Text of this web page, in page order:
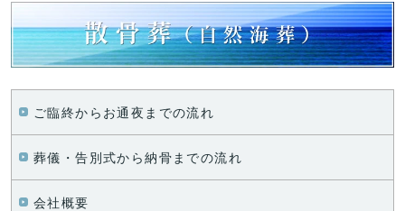
ご臨終からお通夜までの流れ
葬儀・告別式から納骨までの流れ
会社概要